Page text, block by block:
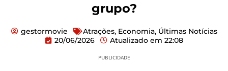
grupo?
gestormovie Atrações, Economia, Últimas Notícias
20/06/2026
Atualizado em 22:08
PUBLICIDADE